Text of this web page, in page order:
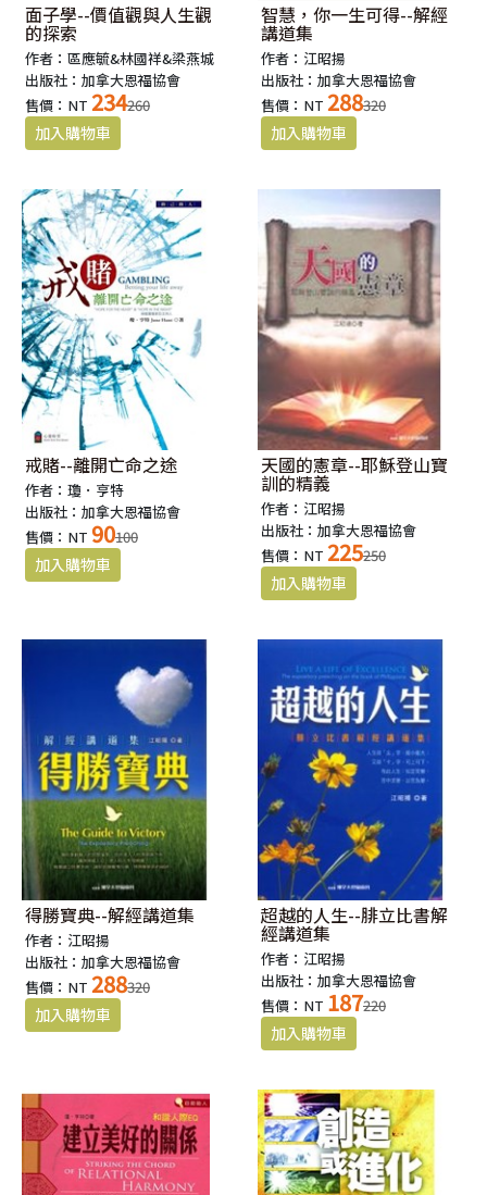
面子學--價值觀與人生觀
的探索
作者：區應毓&林國祥&梁燕城
出版社：加拿大恩福協會
售價：NT 234260
智慧，你一生可得--解經
講道集
作者：江昭揚
出版社：加拿大恩福協會
售價：NT 288320
戒賭--離開亡命之途
作者：瓊．亨特
出版社：加拿大恩福協會
售價：NT 90100
天國的憲章--耶穌登山寶
訓的精義
作者：江昭揚
出版社：加拿大恩福協會
售價：NT 225250
得勝寶典--解經講道集
作者：江昭揚
出版社：加拿大恩福協會
售價：NT 288320
超越的人生--腓立比書解
經講道集
作者：江昭揚
出版社：加拿大恩福協會
售價：NT 187220